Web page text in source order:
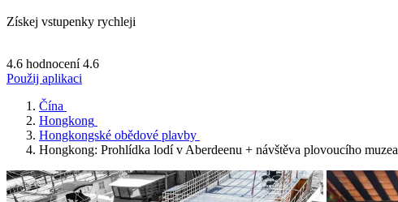
Získej vstupenky rychleji
4.6 hodnocení 4.6
Použij aplikaci
Čína
Hongkong
Hongkongské obědové plavby
Hongkong: Prohlídka lodí v Aberdeenu + návštěva plovoucího muzea